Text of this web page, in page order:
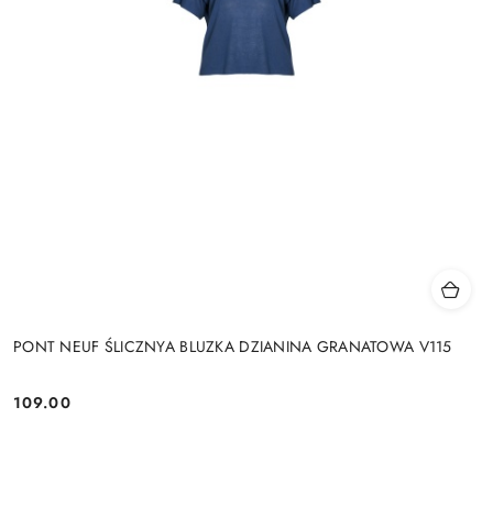
PONT NEUF ŚLICZNYA BLUZKA DZIANINA GRANATOWA V115
Cena:
109.00